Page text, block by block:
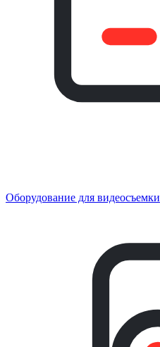
Оборудование для видеосъемки